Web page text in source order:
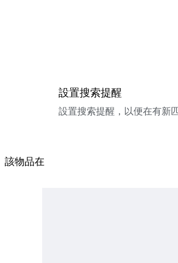
設置搜索提醒
設置搜索提醒，以便在有新
該物品在